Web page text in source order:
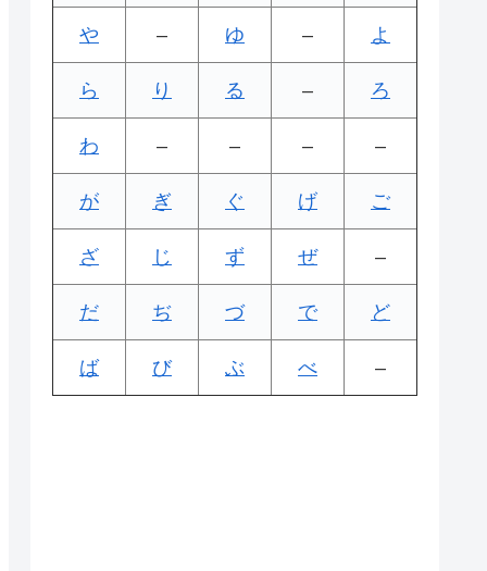
や – ゆ – よ
ら り る – ろ
わ – – – –
が ぎ ぐ げ ご
ざ じ ず ぜ –
だ ぢ づ で ど
ば び ぶ べ –